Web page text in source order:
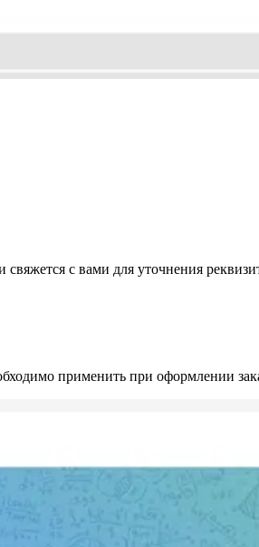
с вами для уточнения
применить при оформлении